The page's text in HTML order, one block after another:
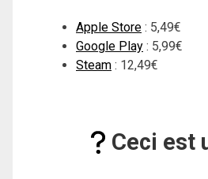
Apple Store : 5,49€
Google Play : 5,99€
Steam : 12,49€
Ceci est